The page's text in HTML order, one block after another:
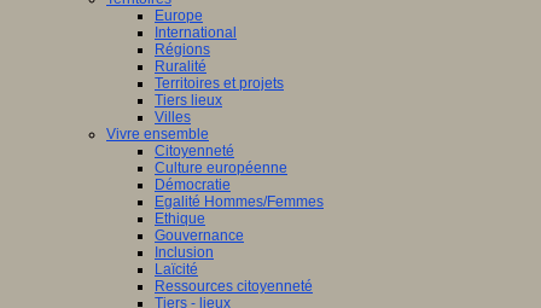
Europe
International
Régions
Ruralité
Territoires et projets
Tiers lieux
Villes
Vivre ensemble
Citoyenneté
Culture européenne
Démocratie
Egalité Hommes/Femmes
Ethique
Gouvernance
Inclusion
Laïcité
Ressources citoyenneté
Tiers - lieux